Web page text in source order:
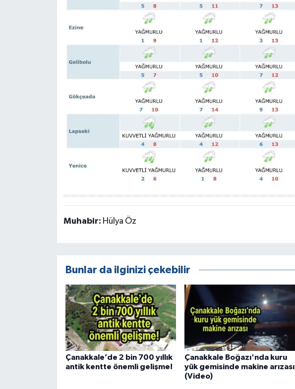
Muhabir: Hülya Öz
Bunlar da ilginizi çekebilir
Çanakkale’de 2 bin 700 yıllık
antik kentte önemli gelişme!
Çanakkale Boğazı'nda kuru
yük gemisinde makine arızası
(Video)